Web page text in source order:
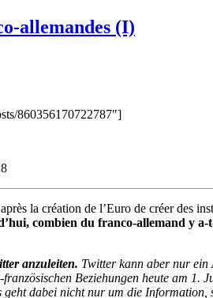
allemandes (I)
860356170722787″]
la création de l’Euro de créer des
combien du franco-allemand y a-
anzuleiten. Twitter kann aber nur ein
Beziehungen heute am 1.
dabei nicht nur um die